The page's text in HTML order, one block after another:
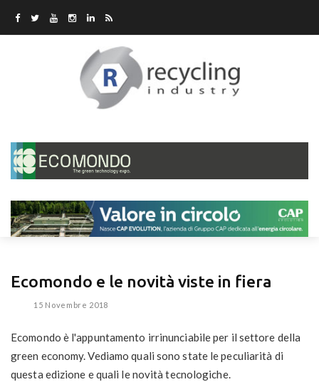
Ecomondo e le novità viste in fiera
15 Novembre 2018
Ecomondo è l'appuntamento irrinunciabile per il settore della
green economy. Vediamo quali sono state le peculiarità di
questa edizione e quali le novità tecnologiche.